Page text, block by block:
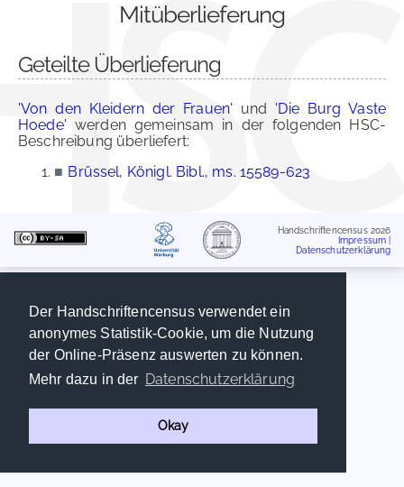
Der Handschriftencensus verwendet ein
anonymes Statistik-Cookie, um die Nutzung
der Online-Präsenz auswerten zu können.
Mehr dazu in der Datenschutzerklärung
Okay
Mitüberlieferung
Geteilte Überlieferung
'Von den Kleidern der Frauen' und 'Die Burg Vaste
Hoede' werden gemeinsam in der folgenden HSC-
Beschreibung überliefert:
■ Brüssel, Königl. Bibl., ms. 15589-623
Handschriftencensus 2026
Impressum
Datenschutzerklärung